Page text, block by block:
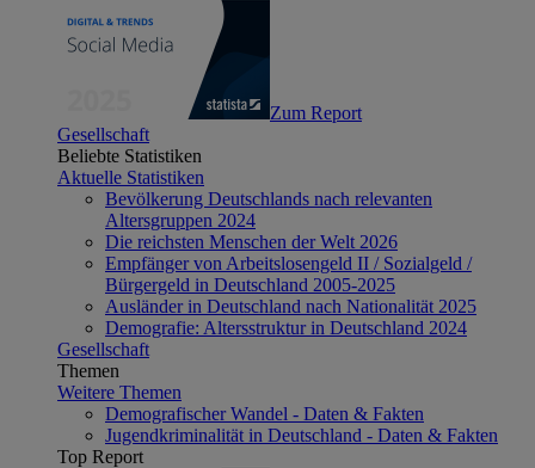
Zum Report
Gesellschaft
Beliebte Statistiken
Aktuelle Statistiken
Bevölkerung Deutschlands nach relevanten
Altersgruppen 2024
Die reichsten Menschen der Welt 2026
Empfänger von Arbeitslosengeld II / Sozialgeld /
Bürgergeld in Deutschland 2005-2025
Ausländer in Deutschland nach Nationalität 2025
Demografie: Altersstruktur in Deutschland 2024
Gesellschaft
Themen
Weitere Themen
Demografischer Wandel - Daten & Fakten
Jugendkriminalität in Deutschland - Daten & Fakten
Top Report